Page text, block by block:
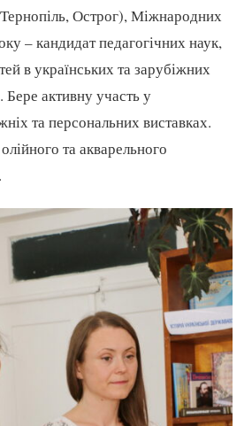
Острог), Міжнародних
– кандидат педагогічних наук,
в українських та зарубіжних
активну участь у
та персональних виставках.
та акварельного